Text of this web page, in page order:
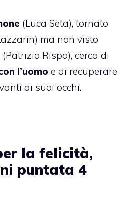
(Luca Seta), tornato
ma non visto
(Patrizio Rispo), cerca di
l’uomo e di recuperare
ai suoi occhi.
la felicità,
puntata 4